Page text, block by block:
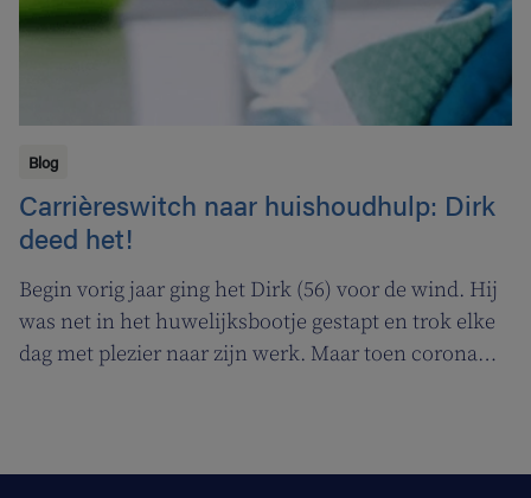
Blog
Carrièreswitch naar huishoudhulp: Dirk
deed het!
Begin vorig jaar ging het Dirk (56) voor de wind. Hij
was net in het huwelijksbootje gestapt en trok elke
dag met plezier naar zijn werk. Maar toen corona
pakken blijft zitten, en ging hij meteen op zoek naar